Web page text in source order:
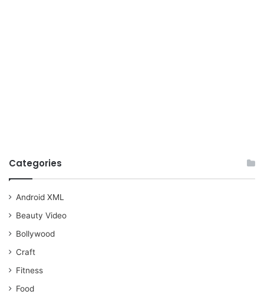
Categories
Android XML
Beauty Video
Bollywood
Craft
Fitness
Food